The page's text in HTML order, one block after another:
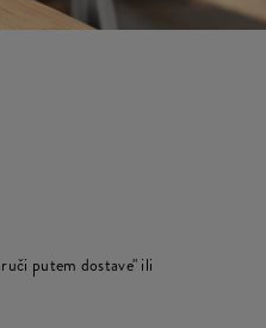
putem dostave" ili